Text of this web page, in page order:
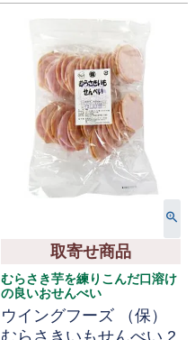
取寄せ商品
むらさき芋を練りこんだ口溶け
の良いおせんべい
ウイングフーズ （保）